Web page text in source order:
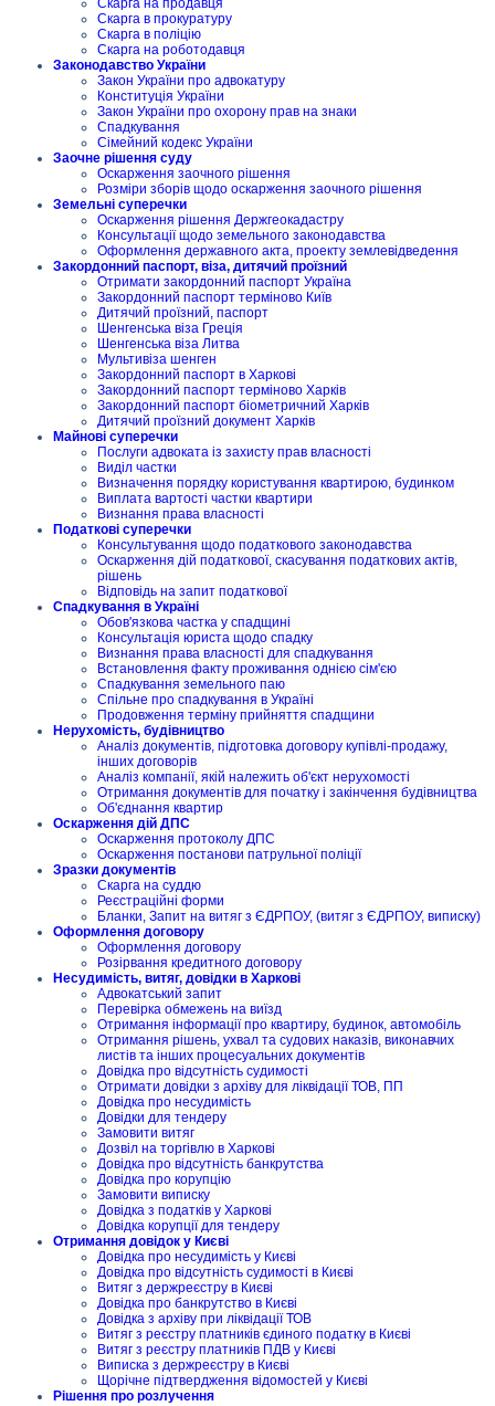
Скарга на продавця
Скарга в прокуратуру
Скарга в поліцію
Скарга на роботодавця
Законодавство України
Закон України про адвокатуру
Конституція України
Закон України про охорону прав на знаки
Спадкування
Сімейний кодекс України
Заочне рішення суду
Оскарження заочного рішення
Розміри зборів щодо оскарження заочного рішення
Земельні суперечки
Оскарження рішення Держгеокадастру
Консультації щодо земельного законодавства
Оформлення державного акта, проекту землевідведення
Закордонний паспорт, віза, дитячий проїзний
Отримати закордонний паспорт Україна
Закордонний паспорт терміново Київ
Дитячий проїзний, паспорт
Шенгенська віза Греція
Шенгенська віза Литва
Мультивіза шенген
Закордонний паспорт в Харкові
Закордонний паспорт терміново Харків
Закордонний паспорт біометричний Харків
Дитячий проїзний документ Харків
Майнові суперечки
Послуги адвоката із захисту прав власності
Виділ частки
Визначення порядку користування квартирою, будинком
Виплата вартості частки квартири
Визнання права власності
Податкові суперечки
Консультування щодо податкового законодавства
Оскарження дій податкової, скасування податкових актів,
рішень
Відповідь на запит податкової
Спадкування в Україні
Обов'язкова частка у спадщині
Консультація юриста щодо спадку
Визнання права власності для спадкування
Встановлення факту проживання однією сім'єю
Спадкування земельного паю
Спільне про спадкування в Україні
Продовження терміну прийняття спадщини
Нерухомість, будівництво
Аналіз документів, підготовка договору купівлі-продажу,
інших договорів
Аналіз компанії, якій належить об'єкт нерухомості
Отримання документів для початку і закінчення будівництва
Об'єднання квартир
Оскарження дій ДПС
Оскарження протоколу ДПС
Оскарження постанови патрульної поліції
Зразки документів
Скарга на суддю
Реєстраційні форми
Бланки, Запит на витяг з ЄДРПОУ, (витяг з ЄДРПОУ, виписку)
Оформлення договору
Оформлення договору
Розірвання кредитного договору
Несудимість, витяг, довідки в Харкові
Адвокатський запит
Перевірка обмежень на виїзд
Отримання інформації про квартиру, будинок, автомобіль
Отримання рішень, ухвал та судових наказів, виконавчих
листів та інших процесуальних документів
Довідка про відсутність судимості
Отримати довідки з архіву для ліквідації ТОВ, ПП
Довідка про несудимість
Довідки для тендеру
Замовити витяг
Дозвіл на торгівлю в Харкові
Довідка про відсутність банкрутства
Довідка про корупцію
Замовити виписку
Довідка з податків у Харкові
Довідка корупції для тендеру
Отримання довідок у Києві
Довідка про несудимість у Києві
Довідка про відсутність судимості в Києві
Витяг з держреєстру в Києві
Довідка про банкрутство в Києві
Довідка з архіву при ліквідації ТОВ
Витяг з реєстру платників єдиного податку в Києві
Витяг з реєстру платників ПДВ у Києві
Виписка з держреєстру в Києві
Щорічне підтвердження відомостей у Києві
Рішення про розлучення